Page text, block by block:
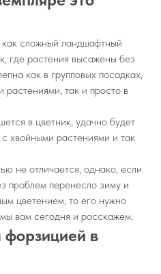
сложный ландшафтный
где растения высажены без
как в групповых посадках,
растениями, так и просто в
в цветник, удачно будет
хвойными растениями и так
не отличается, однако, если
проблем перенесло зиму и
цветением, то его нужно
вам сегодня и расскажем.
форзицией в